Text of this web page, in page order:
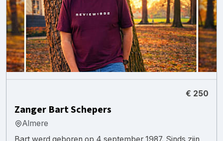
€ 250
Zanger Bart Schepers
Almere